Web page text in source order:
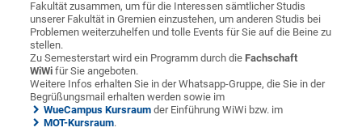
Fakultät zusammen, um für die Interessen sämtlicher Studis
unserer Fakultät in Gremien einzustehen, um anderen Studis bei
Problemen weiterzuhelfen und tolle Events für Sie auf die Beine zu
stellen.
Zu Semesterstart wird ein Programm durch dieFachschaft
WiWifür Sie angeboten.
Weitere Infos erhalten Sie in der Whatsapp-Gruppe, die Sie in der
Begrüßungsmail erhalten werden sowie im
WueCampus Kursraum der Einführung WiWi bzw. im
MOT-Kursraum.